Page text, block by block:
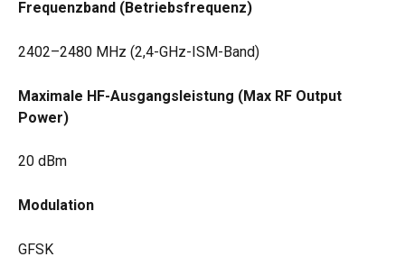
Frequenzband (Betriebsfrequenz)
2402–2480 MHz (2,4-GHz-ISM-Band)
Maximale HF-Ausgangsleistung (Max RF Output
Power)
20 dBm
Modulation
GFSK